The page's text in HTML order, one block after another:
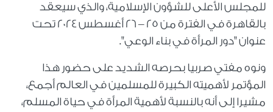
للمجلس الأعلى للشؤون الإسلامية، والذي سيعقد
بالقاهرة في الفترة من 25 – 26 أغسطس 2024 تحت
عنوان "دور المرأة في بناء الوعي".
ونوه مفتي صربيا بحرصه الشديد على حضور هذا
المؤتمر لأهميته الكبيرة للمسلمين في العالم أجمع،
مشيرا إلى أنه بالنسبة لأهمية المرأة في حياة المسلم،